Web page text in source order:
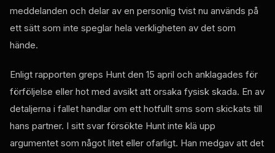
meddelanden och delar av en personlig tvist nu används på
ett sätt som inte speglar hela verkligheten av det som
hände.
Enligt rapporten greps Hunt den 15 april och anklagades för
förföljelse eller hot med avsikt att orsaka fysisk skada. En av
detaljerna i fallet handlar om ett hotfullt sms som skickats till
hans partner. I sitt svar försökte Hunt inte klä upp
argumentet som något litet eller ofarligt. Han medgav att det